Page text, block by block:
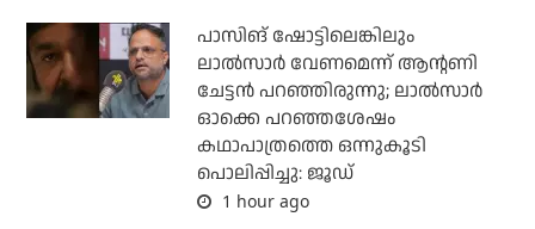
പാസിങ് ഷോട്ടിലെങ്കിലും
ലാല്‍സാര്‍ വേണമെന്ന് ആന്റണി
ചേട്ടന്‍ പറഞ്ഞിരുന്നു; ലാല്‍സാര്‍
ഓക്കെ പറഞ്ഞശേഷം
കഥാപാത്രത്തെ ഒന്നുകൂടി
പൊലിപ്പിച്ചു: ജൂഡ്
1 hour ago